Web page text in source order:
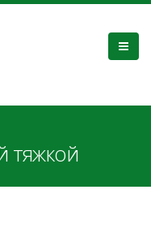
тяжкой